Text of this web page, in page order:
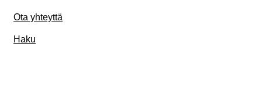
Ota yhteyttä
Haku